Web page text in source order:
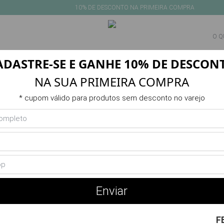
10% DE DESCONTO NA PRIMEIRA COMPRA
IN PRODUTOS VERANO POR DESPORTO SALDOS
Produto indisponível ou esgotado
SE E GANHE 10% DE
NA SUA PRIMEIRA COMPRA
* cupom válido para produtos sem desconto no varejo
Enviar